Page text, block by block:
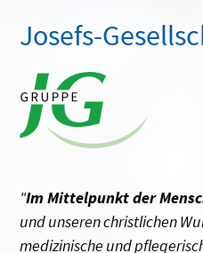
Josefs-
"Im Mittelpunkt der
und unseren christlichen
medizinische und